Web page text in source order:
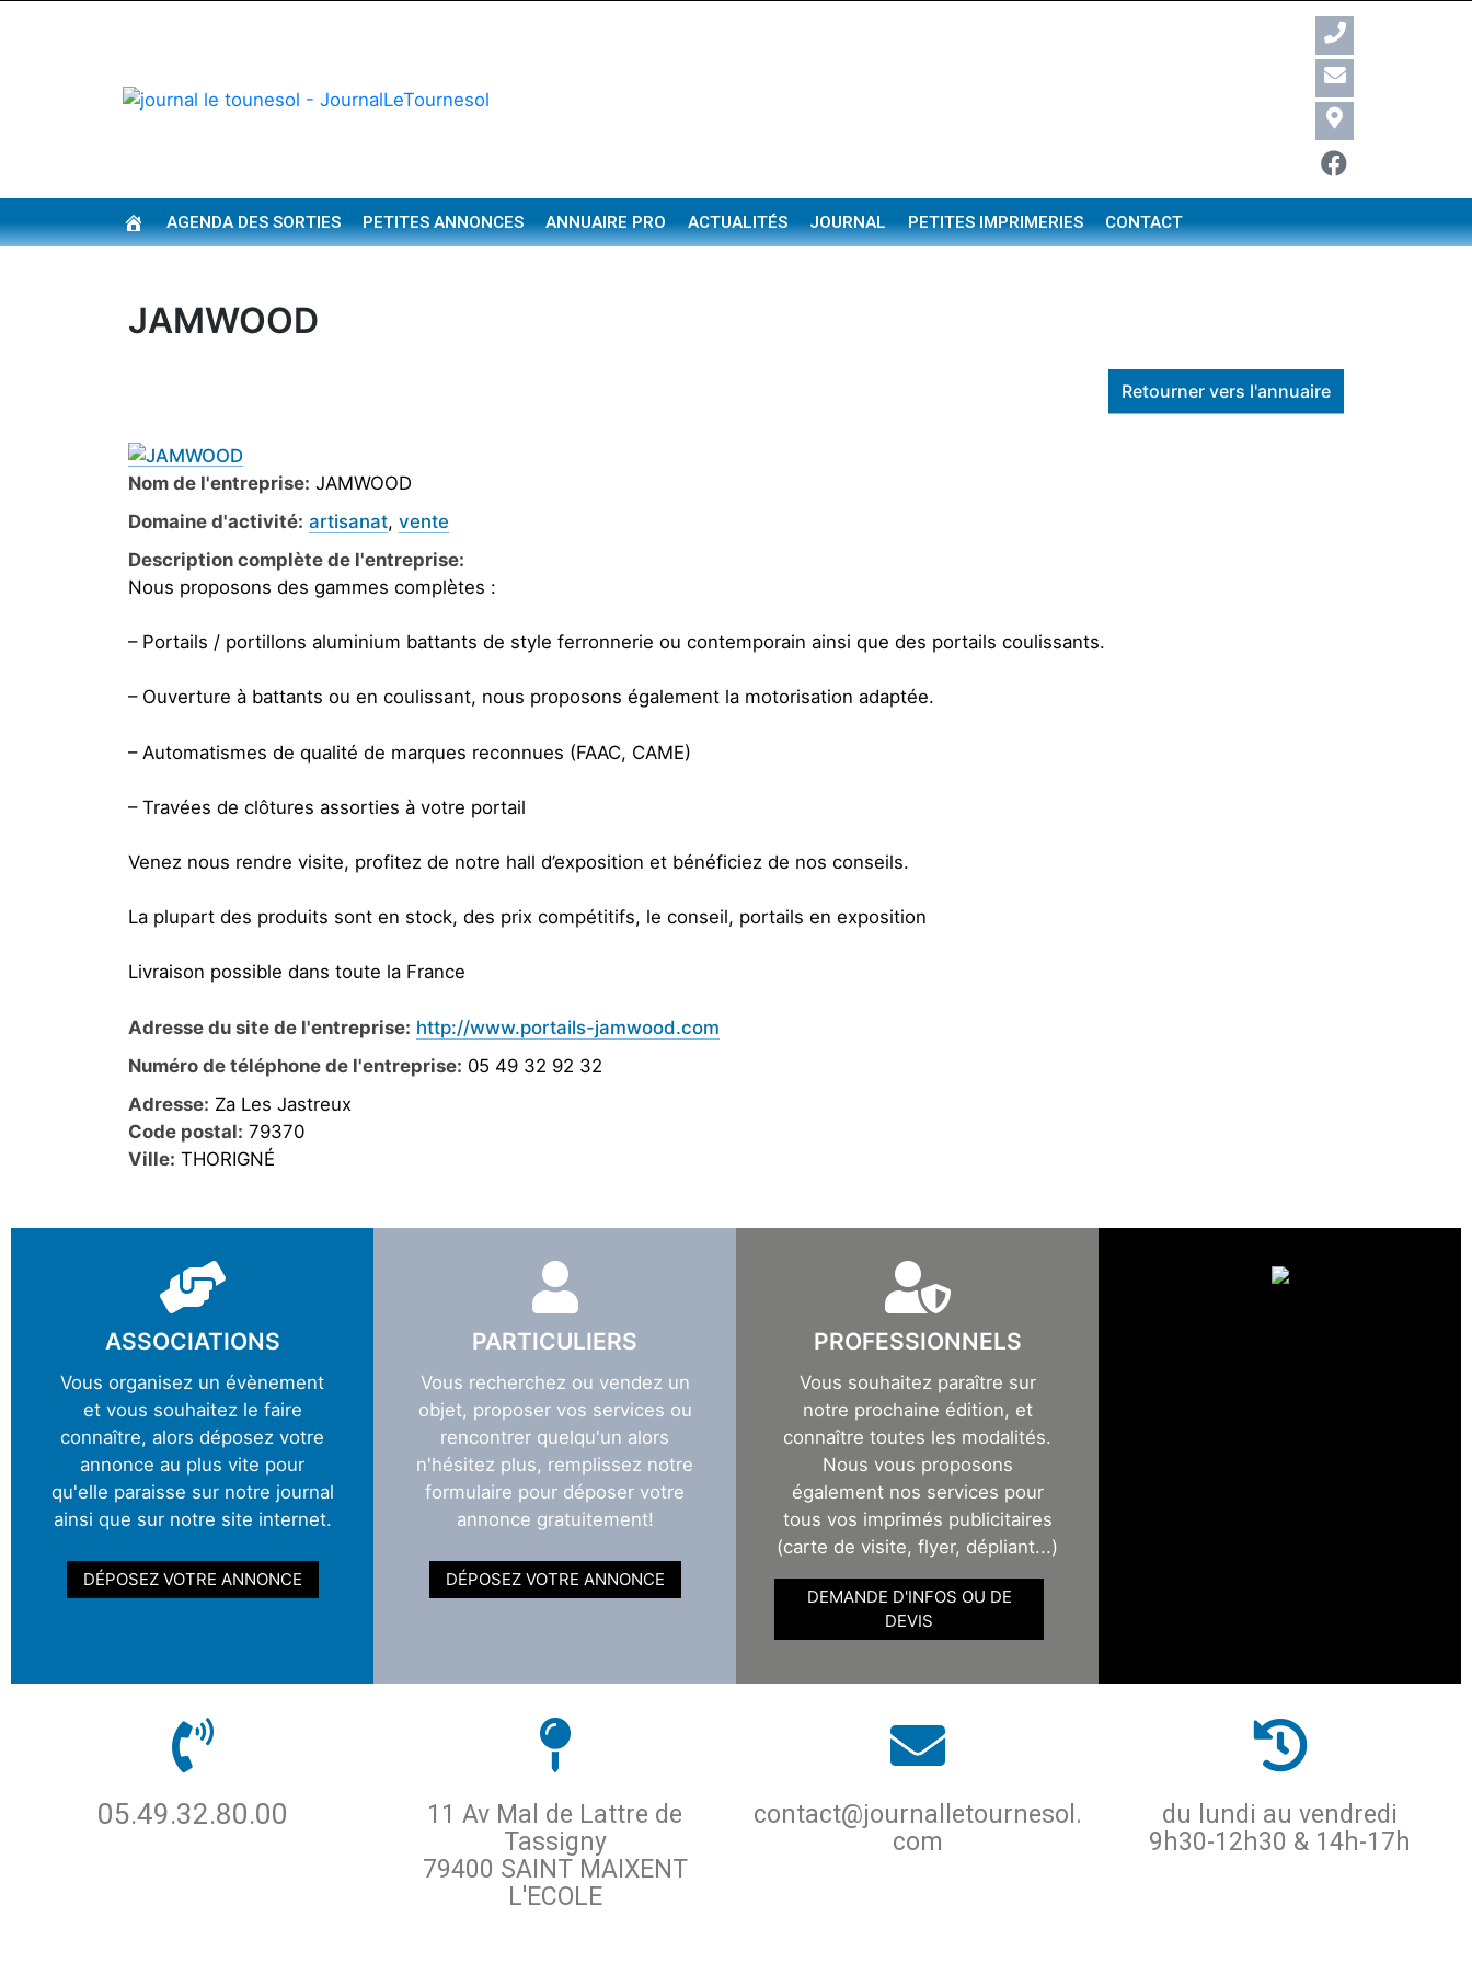
ACCUEILAGENDA DES SORTIES PETITES ANNONCES ANNUAIRE PRO ACTUALITÉS JOURNAL PETITES IMPRIMERIES CONTACT
JAMWOOD
Retourner vers l'annuaire
Nom de l'entreprise: JAMWOOD
Domaine d'activité: artisanat, vente
Description complète de l'entreprise:
Nous proposons des gammes complètes :
– Portails / portillons aluminium battants de style ferronnerie ou contemporain ainsi que des portails coulissants.
– Ouverture à battants ou en coulissant, nous proposons également la motorisation adaptée.
– Automatismes de qualité de marques reconnues (FAAC, CAME)
– Travées de clôtures assorties à votre portail
Venez nous rendre visite, profitez de notre hall d’exposition et bénéficiez de nos conseils.
La plupart des produits sont en stock, des prix compétitifs, le conseil, portails en exposition
Livraison possible dans toute la France
Adresse du site de l'entreprise: http://www.portails-jamwood.com
Numéro de téléphone de l'entreprise: 05 49 32 92 32
Adresse: Za Les Jastreux
Code postal: 79370
Ville: THORIGNÉ
ASSOCIATIONS
Vous organisez un évènement
et vous souhaitez le faire
connaître, alors déposez votre
annonce au plus vite pour
qu'elle paraisse sur notre journal
ainsi que sur notre site internet.
DÉPOSEZ VOTRE ANNONCE
PARTICULIERS
Vous recherchez ou vendez un
objet, proposer vos services ou
rencontrer quelqu'un alors
n'hésitez plus, remplissez notre
formulaire pour déposer votre
annonce gratuitement!
DÉPOSEZ VOTRE ANNONCE
PROFESSIONNELS
Vous souhaitez paraître sur
notre prochaine édition, et
connaître toutes les modalités.
Nous vous proposons
également nos services pour
tous vos imprimés publicitaires
(carte de visite, flyer, dépliant...)
DEMANDE D'INFOS OU DE
DEVIS
05.49.32.80.00
11 Av Mal de Lattre de
Tassigny
79400 SAINT MAIXENT
L'ECOLE
contact@journalletournesol.
com
du lundi au vendredi
9h30-12h30 & 14h-17h